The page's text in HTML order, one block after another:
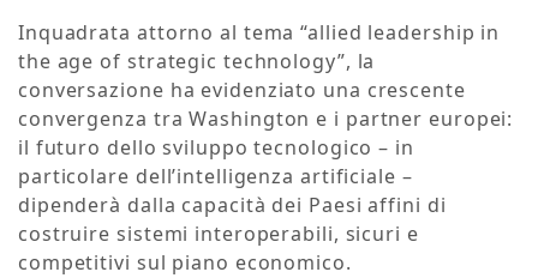
Inquadrata attorno al tema “allied leadership in
the age of strategic technology”, la
conversazione ha evidenziato una crescente
convergenza tra Washington e i partner europei:
il futuro dello sviluppo tecnologico – in
particolare dell’intelligenza artificiale –
dipenderà dalla capacità dei Paesi affini di
costruire sistemi interoperabili, sicuri e
competitivi sul piano economico.